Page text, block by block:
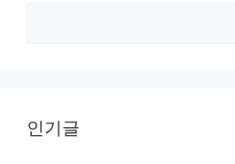
인기글